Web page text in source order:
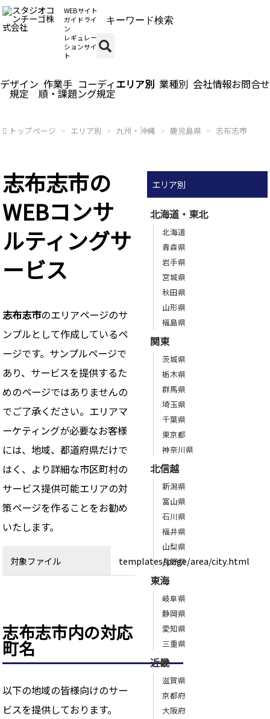
WEBサイト
ガイドライ
ン
レギュレー
ションサイ
ト
デザイン
規定
作業手
順・課題
コーディ
ング規定
エリア別 業種別 会社情報お問合せ
トップページ エリア別 九州・沖縄 鹿児島県 志布志市
志布志市の
WEBコンサ
ルティングサ
ービス
志布志市のエリアページのサ
ンプルとして作成しているペ
ージです。サンプルページで
あり、サービスを提供するた
めのページではありませんの
でご了承ください。エリアマ
ーケティングが必要なお客様
には、地域、都道府県だけで
はく、より詳細な市区町村の
サービス提供可能エリアの対
策ページを作ることをお勧め
いたします。
対象ファイル templates/page/area/city.html
志布志市内の対応
町名
以下の地域の皆様向けのサー
ビスを提供しております。
エリア別
北海道・東北
北海道
青森県
岩手県
宮城県
秋田県
山形県
福島県
関東
茨城県
栃木県
群馬県
埼玉県
千葉県
東京都
神奈川県
北信越
新潟県
富山県
石川県
福井県
山梨県
長野県
東海
岐阜県
静岡県
愛知県
三重県
近畿
滋賀県
京都府
大阪府